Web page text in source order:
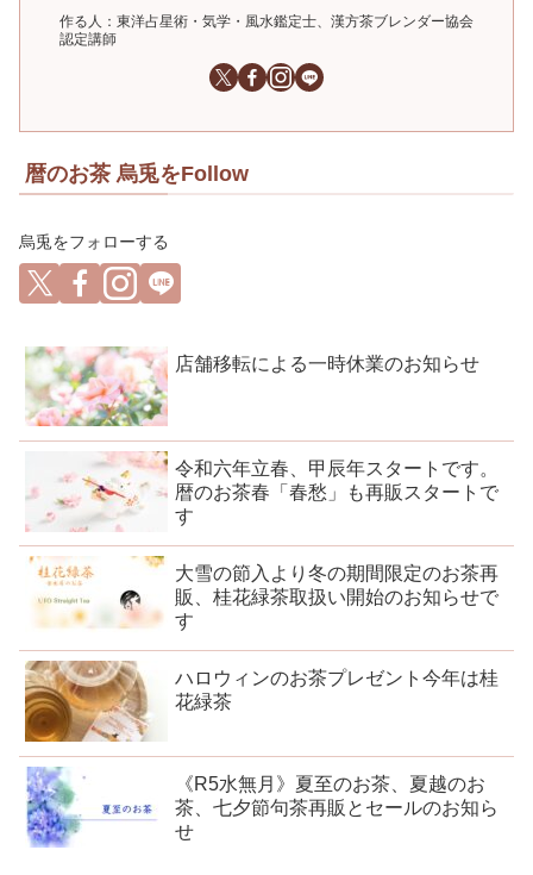
作る人：東洋占星術・気学・風水鑑定士、漢方茶ブレンダー協会
認定講師
暦のお茶 烏兎をFollow
烏兎をフォローする
店舗移転による一時休業のお知らせ
令和六年立春、甲辰年スタートです。
暦のお茶春「春愁」も再販スタートで
す
大雪の節入より冬の期間限定のお茶再
販、桂花緑茶取扱い開始のお知らせで
す
ハロウィンのお茶プレゼント今年は桂
花緑茶
《R5水無月》夏至のお茶、夏越のお
茶、七夕節句茶再販とセールのお知ら
せ